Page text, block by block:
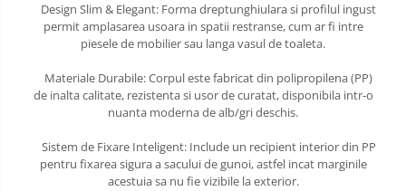
Design Slim & Elegant: Forma dreptunghiulara si profilul ingust
permit amplasarea usoara in spatii restranse, cum ar fi intre
piesele de mobilier sau langa vasul de toaleta.
Materiale Durabile: Corpul este fabricat din polipropilena (PP)
de inalta calitate, rezistenta si usor de curatat, disponibila intr-o
nuanta moderna de alb/gri deschis.
Sistem de Fixare Inteligent: Include un recipient interior din PP
pentru fixarea sigura a sacului de gunoi, astfel incat marginile
acestuia sa nu fie vizibile la exterior.